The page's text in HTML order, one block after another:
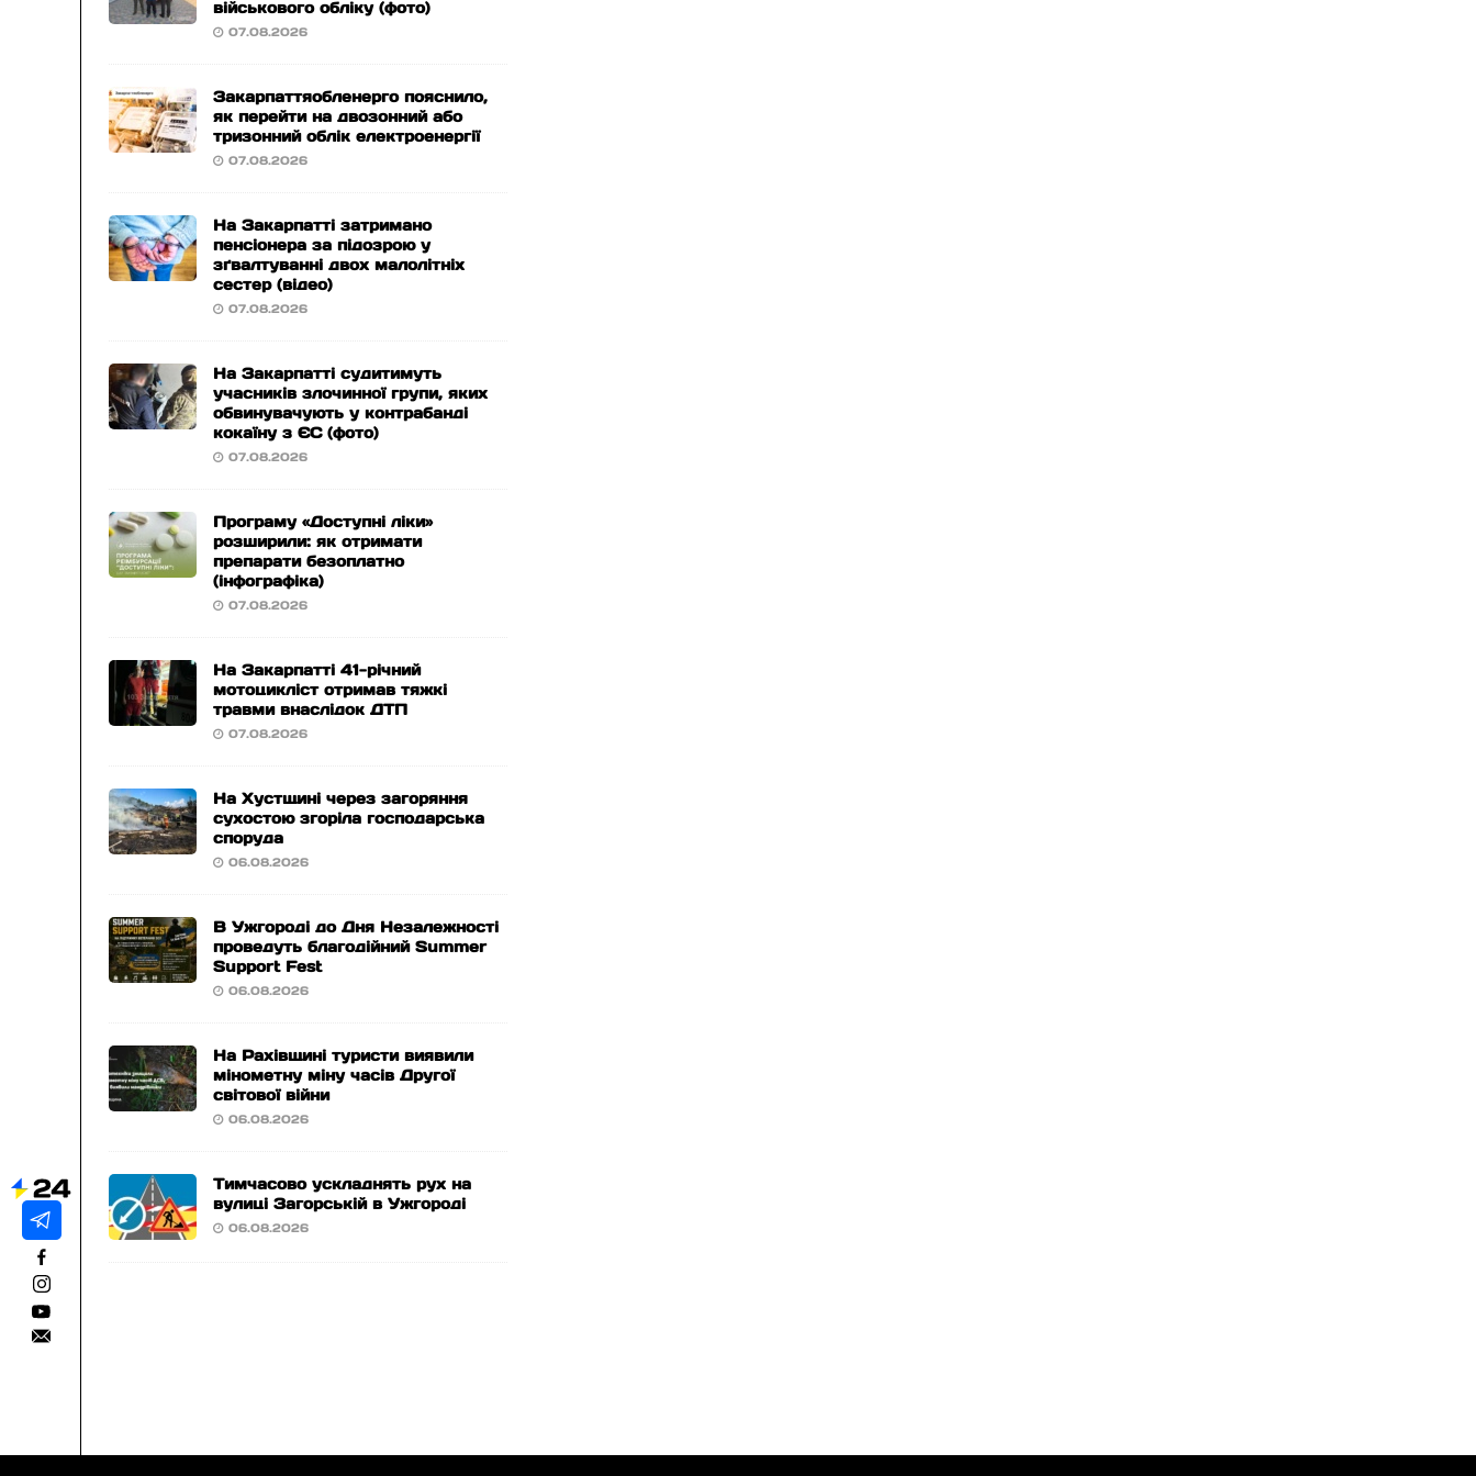
військового обліку (фото)
07.08.2026
Закарпаттяобленерго пояснило,
як перейти на двозонний або
тризонний облік електроенергії
07.08.2026
На Закарпатті затримано
пенсіонера за підозрою у
зґвалтуванні двох малолітніх
сестер (відео)
07.08.2026
На Закарпатті судитимуть
учасників злочинної групи, яких
обвинувачують у контрабанді
кокаїну з ЄС (фото)
07.08.2026
Програму «Доступні ліки»
розширили: як отримати
препарати безоплатно
(інфографіка)
07.08.2026
На Закарпатті 41-річний
мотоцикліст отримав тяжкі
травми внаслідок ДТП
07.08.2026
На Хустщині через загоряння
сухостою згоріла господарська
споруда
06.08.2026
В Ужгороді до Дня Незалежності
проведуть благодійний Summer
Support Fest
06.08.2026
На Рахівщині туристи виявили
мінометну міну часів Другої
світової війни
06.08.2026
Тимчасово ускладнять рух на
вулиці Загорській в Ужгороді
06.08.2026